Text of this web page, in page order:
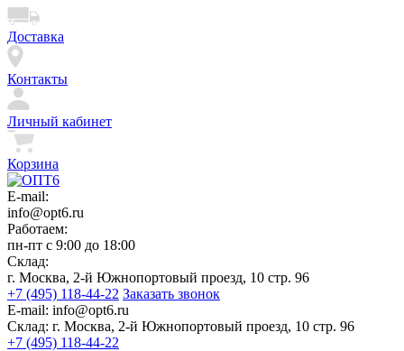
Доставка
Контакты
Личный кабинет
Корзина
E-mail:
info@opt6.ru
Работаем:
пн-пт с 9:00 до 18:00
Склад:
г. Москва, 2-й Южнопортовый проезд, 10 стр. 96
+7 (495) 118-44-22 Заказать звонок
E-mail: info@opt6.ru
Склад: г. Москва, 2-й Южнопортовый проезд, 10 стр. 96
+7 (495) 118-44-22